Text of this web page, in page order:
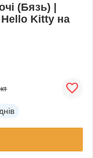
(Бязь) |
Kitty на